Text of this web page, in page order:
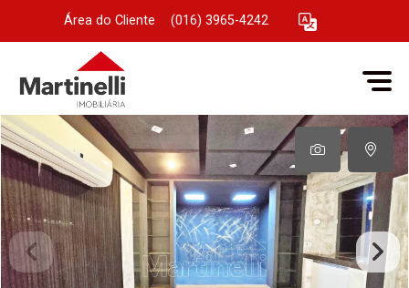
Área do Cliente (016) 3965-4242